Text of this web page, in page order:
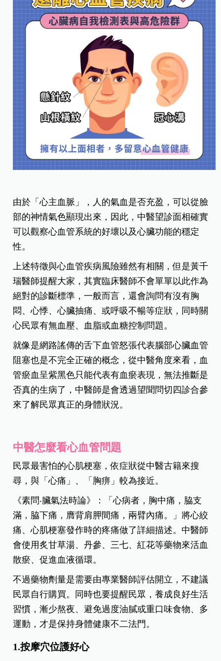
由於「心主血脈」，人的氣血是否充盈，可以從臉
部的神情氣色顯現出來，因此，中醫望診面相確實
可以觀察心血管系統的好壞以及心臟功能的穩定
性。
上述特徵與心血管疾病風險雖然有相關，但是黃千
瑞醫師提醒大家，其實臨床醫師不會單單以此作為
絕對的診斷標準，一般而言，還會詢問有沒有胸
悶、心悸、心臟抽痛、或呼吸不暢等症狀，同時關
心民眾有無血壓、血脂或血糖控制問題。
就像是網路謠傳的舌下血管怒張代表腦部心臟血管
阻塞也是不完全正確的概念，從中醫角度來看，血
管瘀血呈紫黑色只能代表有血瘀表現，無法推斷是
否真的生病了，中醫師是會透過望聞問切四診合參
來了解民眾真正的身體狀況。
中醫怎麼看心血管問題
民眾最害怕的心肌梗塞，依症狀從中醫古籍來搜
尋，與「心痛」、「胸痹」較為接近。
《素問‧臟氣法時論》：「心病者，胸中痛，脇支
滿，脇下痛，膺背肩胛間痛，兩臂內痛。」將心絞
痛、心肌梗塞發作時的疼痛做了詳細描述。中醫師
會使用炙甘草湯、丹參、三七、紅花等藥物來活血
散瘀、促進血液循環。
不過藥物劑量是需要由專業醫師評估開立，不建議
民眾自行購買。同時也要提醒民眾，養成良好生活
習慣，漸少熬夜、避免過度油膩或重口味食物、多
運動，才是保持身體健康不二法門。
1.按摩穴位護好心